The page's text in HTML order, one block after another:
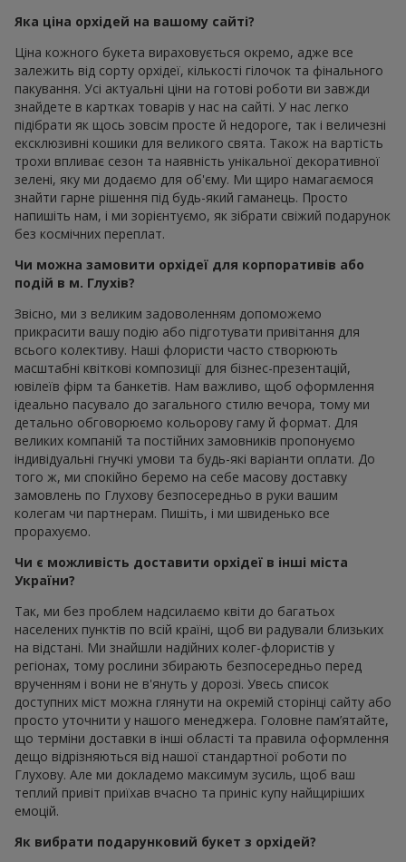
Яка ціна орхідей на вашому сайті?
Ціна кожного букета вираховується окремо, адже все
залежить від сорту орхідеї, кількості гілочок та фінального
пакування. Усі актуальні ціни на готові роботи ви завжди
знайдете в картках товарів у нас на сайті. У нас легко
підібрати як щось зовсім просте й недороге, так і величезні
ексклюзивні кошики для великого свята. Також на вартість
трохи впливає сезон та наявність унікальної декоративної
зелені, яку ми додаємо для об'єму. Ми щиро намагаємося
знайти гарне рішення під будь-який гаманець. Просто
напишіть нам, і ми зорієнтуємо, як зібрати свіжий подарунок
без космічних переплат.
Чи можна замовити орхідеї для корпоративів або
подій в м. Глухів?
Звісно, ми з великим задоволенням допоможемо
прикрасити вашу подію або підготувати привітання для
всього колективу. Наші флористи часто створюють
масштабні квіткові композиції для бізнес-презентацій,
ювілеїв фірм та банкетів. Нам важливо, щоб оформлення
ідеально пасувало до загального стилю вечора, тому ми
детально обговорюємо кольорову гаму й формат. Для
великих компаній та постійних замовників пропонуємо
індивідуальні гнучкі умови та будь-які варіанти оплати. До
того ж, ми спокійно беремо на себе масову доставку
замовлень по Глухову безпосередньо в руки вашим
колегам чи партнерам. Пишіть, і ми швиденько все
прорахуємо.
Чи є можливість доставити орхідеї в інші міста
України?
Так, ми без проблем надсилаємо квіти до багатьох
населених пунктів по всій країні, щоб ви радували близьких
на відстані. Ми знайшли надійних колег-флористів у
регіонах, тому рослини збирають безпосередньо перед
врученням і вони не в'януть у дорозі. Увесь список
доступних міст можна глянути на окремій сторінці сайту або
просто уточнити у нашого менеджера. Головне пам’ятайте,
що терміни доставки в інші області та правила оформлення
дещо відрізняються від нашої стандартної роботи по
Глухову. Але ми докладемо максимум зусиль, щоб ваш
теплий привіт приїхав вчасно та приніс купу найщиріших
емоцій.
Як вибрати подарунковий букет з орхідей?